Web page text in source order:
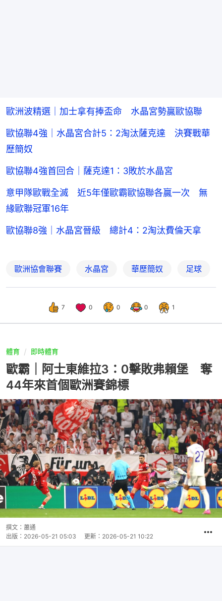
歐洲波精選｜加士拿有捧盃命 水晶宮勢贏歐協聯
歐協聯4強｜水晶宮合計5：2淘汰薩克達 決賽戰華
歷簡奴
歐協聯4強首回合｜薩克達1：3敗於水晶宮
意甲隊歐戰全滅 近5年僅歐霸歐協聯各贏一次 無
緣歐聯冠軍16年
歐協聯8強｜水晶宮晉級 總計4：2淘汰費倫天拿
歐洲協會聯賽 水晶宮 華歷簡奴 足球
7 0 0 0 1
體育 即時體育
歐霸｜阿士東維拉3：0擊敗弗賴堡 奪
44年來首個歐洲賽錦標
撰文： 蕭通
出版： 2026-05-21 05:03 更新： 2026-05-21 10:22